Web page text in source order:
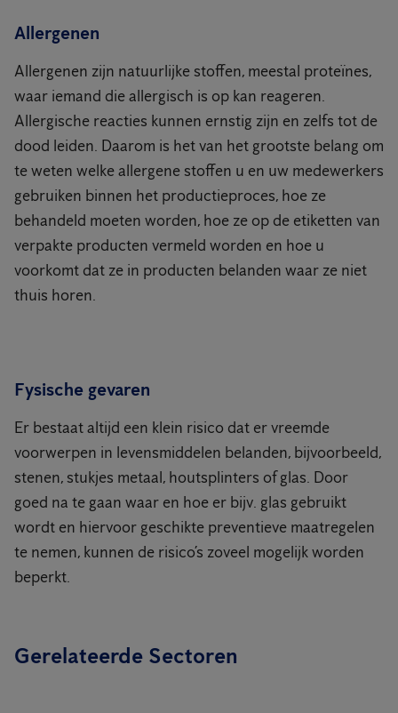
Allergenen
Allergenen zijn natuurlijke stoffen, meestal proteïnes,
waar iemand die allergisch is op kan reageren.
Allergische reacties kunnen ernstig zijn en zelfs tot de
dood leiden. Daarom is het van het grootste belang om
te weten welke allergene stoffen u en uw medewerkers
gebruiken binnen het productieproces, hoe ze
behandeld moeten worden, hoe ze op de etiketten van
verpakte producten vermeld worden en hoe u
voorkomt dat ze in producten belanden waar ze niet
thuis horen.
Fysische gevaren
Er bestaat altijd een klein risico dat er vreemde
voorwerpen in levensmiddelen belanden, bijvoorbeeld,
stenen, stukjes metaal, houtsplinters of glas. Door
goed na te gaan waar en hoe er bijv. glas gebruikt
wordt en hiervoor geschikte preventieve maatregelen
te nemen, kunnen de risico’s zoveel mogelijk worden
beperkt.
Gerelateerde Sectoren